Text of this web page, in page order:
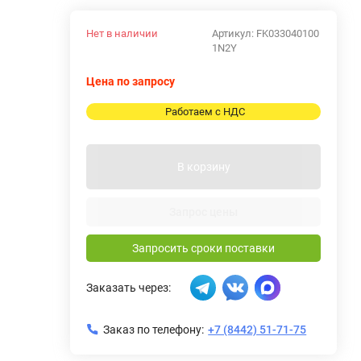
Артикул: FK033040100
1N2Y
Нет в наличии
Цена по запросу
Работаем с НДС
В корзину
Запросить сроки поставки
Заказать через:
Заказ по телефону: +7 (8442) 51-71-75